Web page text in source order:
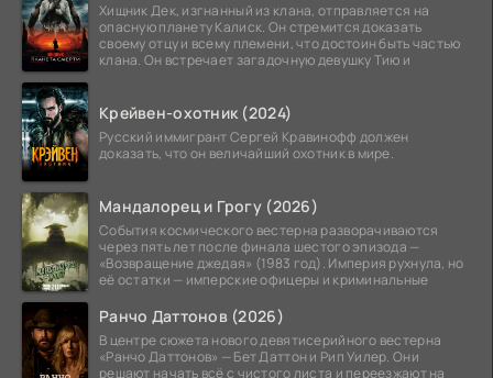
Хищник Дек, изгнанный из клана, отправляется на
опасную планету Калиск. Он стремится доказать
своему отцу и всему племени, что достоин быть частью
клана. Он встречает загадочную девушку Тию и
Крейвен-охотник (2024)
Русский иммигрант Сергей Кравинофф должен
доказать, что он величайший охотник в мире.
Мандалорец и Грогу (2026)
События космического вестерна разворачиваются
через пять лет после финала шестого эпизода —
«Возвращение джедая» (1983 год). Империя рухнула, но
её остатки — имперские офицеры и криминальные
Ранчо Даттонов (2026)
В центре сюжета нового девятисерийного вестерна
«Ранчо Даттонов» — Бет Даттон и Рип Уилер. Они
решают начать всё с чистого листа и переезжают на